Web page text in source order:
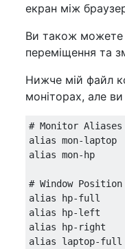
екран між
Ви також можете
переміщення та
Нижче мій файл
моніторах, але
# Monitor Aliases
alias mon-
alias mon-hp
# Window Position
alias hp-full
alias hp-left
alias hp-right
alias laptop-full